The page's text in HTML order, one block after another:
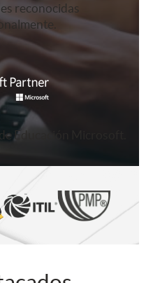
reconocidas
Educación Microsoft.